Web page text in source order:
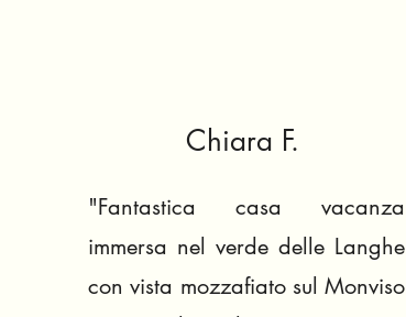
Chiara F.
"Fantastica casa vacanza
immersa nel verde delle Langhe
con vista mozzafiato sul Monviso